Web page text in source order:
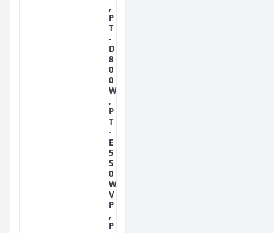
,
P
T
-
D
8
0
0
W
,
P
T
-
E
5
5
0
W
V
P
,
P